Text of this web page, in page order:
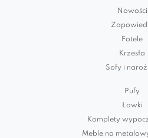
Nowości
Fotele
Krzesła
Sofy i
Pufy
Ławki
Komplety
Meble na